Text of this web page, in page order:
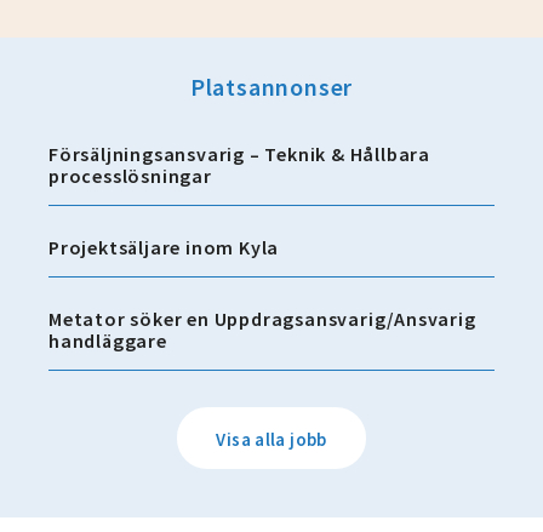
Platsannonser
Försäljningsansvarig – Teknik & Hållbara
processlösningar
Projektsäljare inom Kyla
Metator söker en Uppdragsansvarig/Ansvarig
handläggare
Visa alla jobb